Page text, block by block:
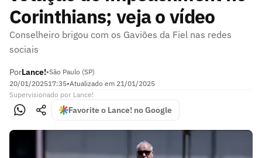
Corinthians; veja o vídeo
Conselheiro brigou com os Gaviões da Fiel nas redes
sociais
PorLance!•São Paulo (SP)
20/01/202517:35•Atualizado em 21/01/2025
Supervisionado por Lance!
Favorite o Lance! no Google